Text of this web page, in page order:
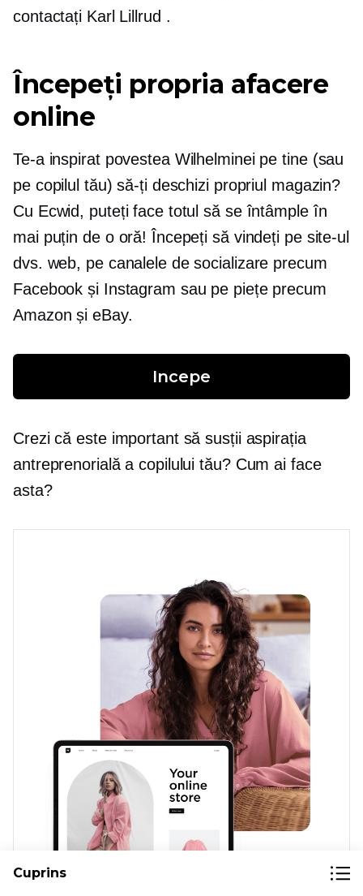
contactați Karl Lillrud .
Începeți propria afacere
online
Te-a inspirat povestea Wilhelminei pe tine (sau
pe copilul tău) să-ți deschizi propriul magazin?
Cu Ecwid, puteți face totul să se întâmple în
mai puțin de o oră! Începeți să vindeți pe site-ul
dvs. web, pe canalele de socializare precum
Facebook și Instagram sau pe piețe precum
Amazon și eBay.
Incepe
Crezi că este important să susții aspirația
antreprenorială a copilului tău? Cum ai face
asta?
Cuprins